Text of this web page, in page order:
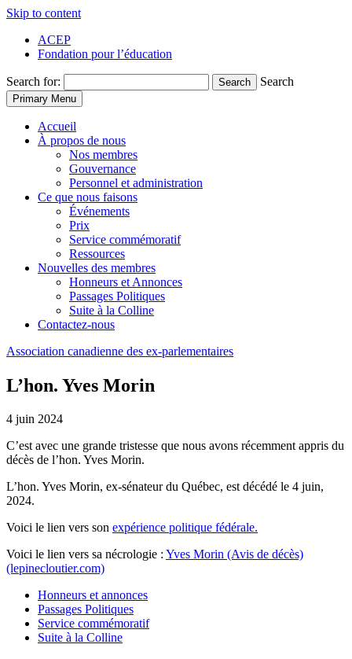
Skip to content
ACEP
Fondation pour l’éducation
Search for: Search Search
Primary Menu
Accueil
À propos de nous
Nos membres
Gouvernance
Personnel et administration
Ce que nous faisons
Événements
Prix
Service commémoratif
Ressources
Nouvelles des membres
Honneurs et Annonces
Passages Politiques
Suite à la Colline
Contactez-nous
Association canadienne des ex-parlementaires
L’hon. Yves Morin
4 juin 2024
C’est avec une grande tristesse que nous avons récemment appris du
décès de l’hon. Yves Morin.
L’hon. Yves Morin, ex-sénateur du Québec, est décédé le 4 juin,
2024.
Voici le lien vers son expérience politique fédérale.
Voici le lien vers sa nécrologie : Yves Morin (Avis de décès)
(lepinecloutier.com)
Honneurs et annonces
Passages Politiques
Service commémoratif
Suite à la Colline